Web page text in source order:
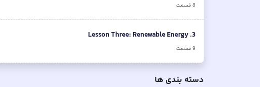
8قسمت
3. Lesson Three: Renewable Energy
9قسمت
دسته بندی ها